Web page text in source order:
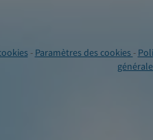
- Paramètres des cookies -